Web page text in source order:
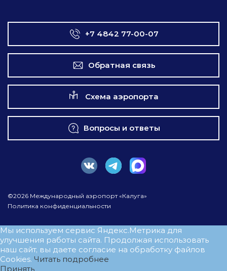
+7 4842 77-00-07
Обратная связь
Схема аэропорта
Вопросы и ответы
©2026 Международный аэропорт «Калуга»
Политика конфиденциальности
Мы используем сервис Яндекс.Метрика для
улучшения работы сайта. Продолжая использовать
наш сайт, вы даете согласие на обработку файлов
Cookies. Читать подробнее
Принять